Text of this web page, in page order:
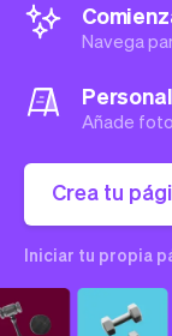
Navega
Añade
Crea tu
Iniciar tu propia